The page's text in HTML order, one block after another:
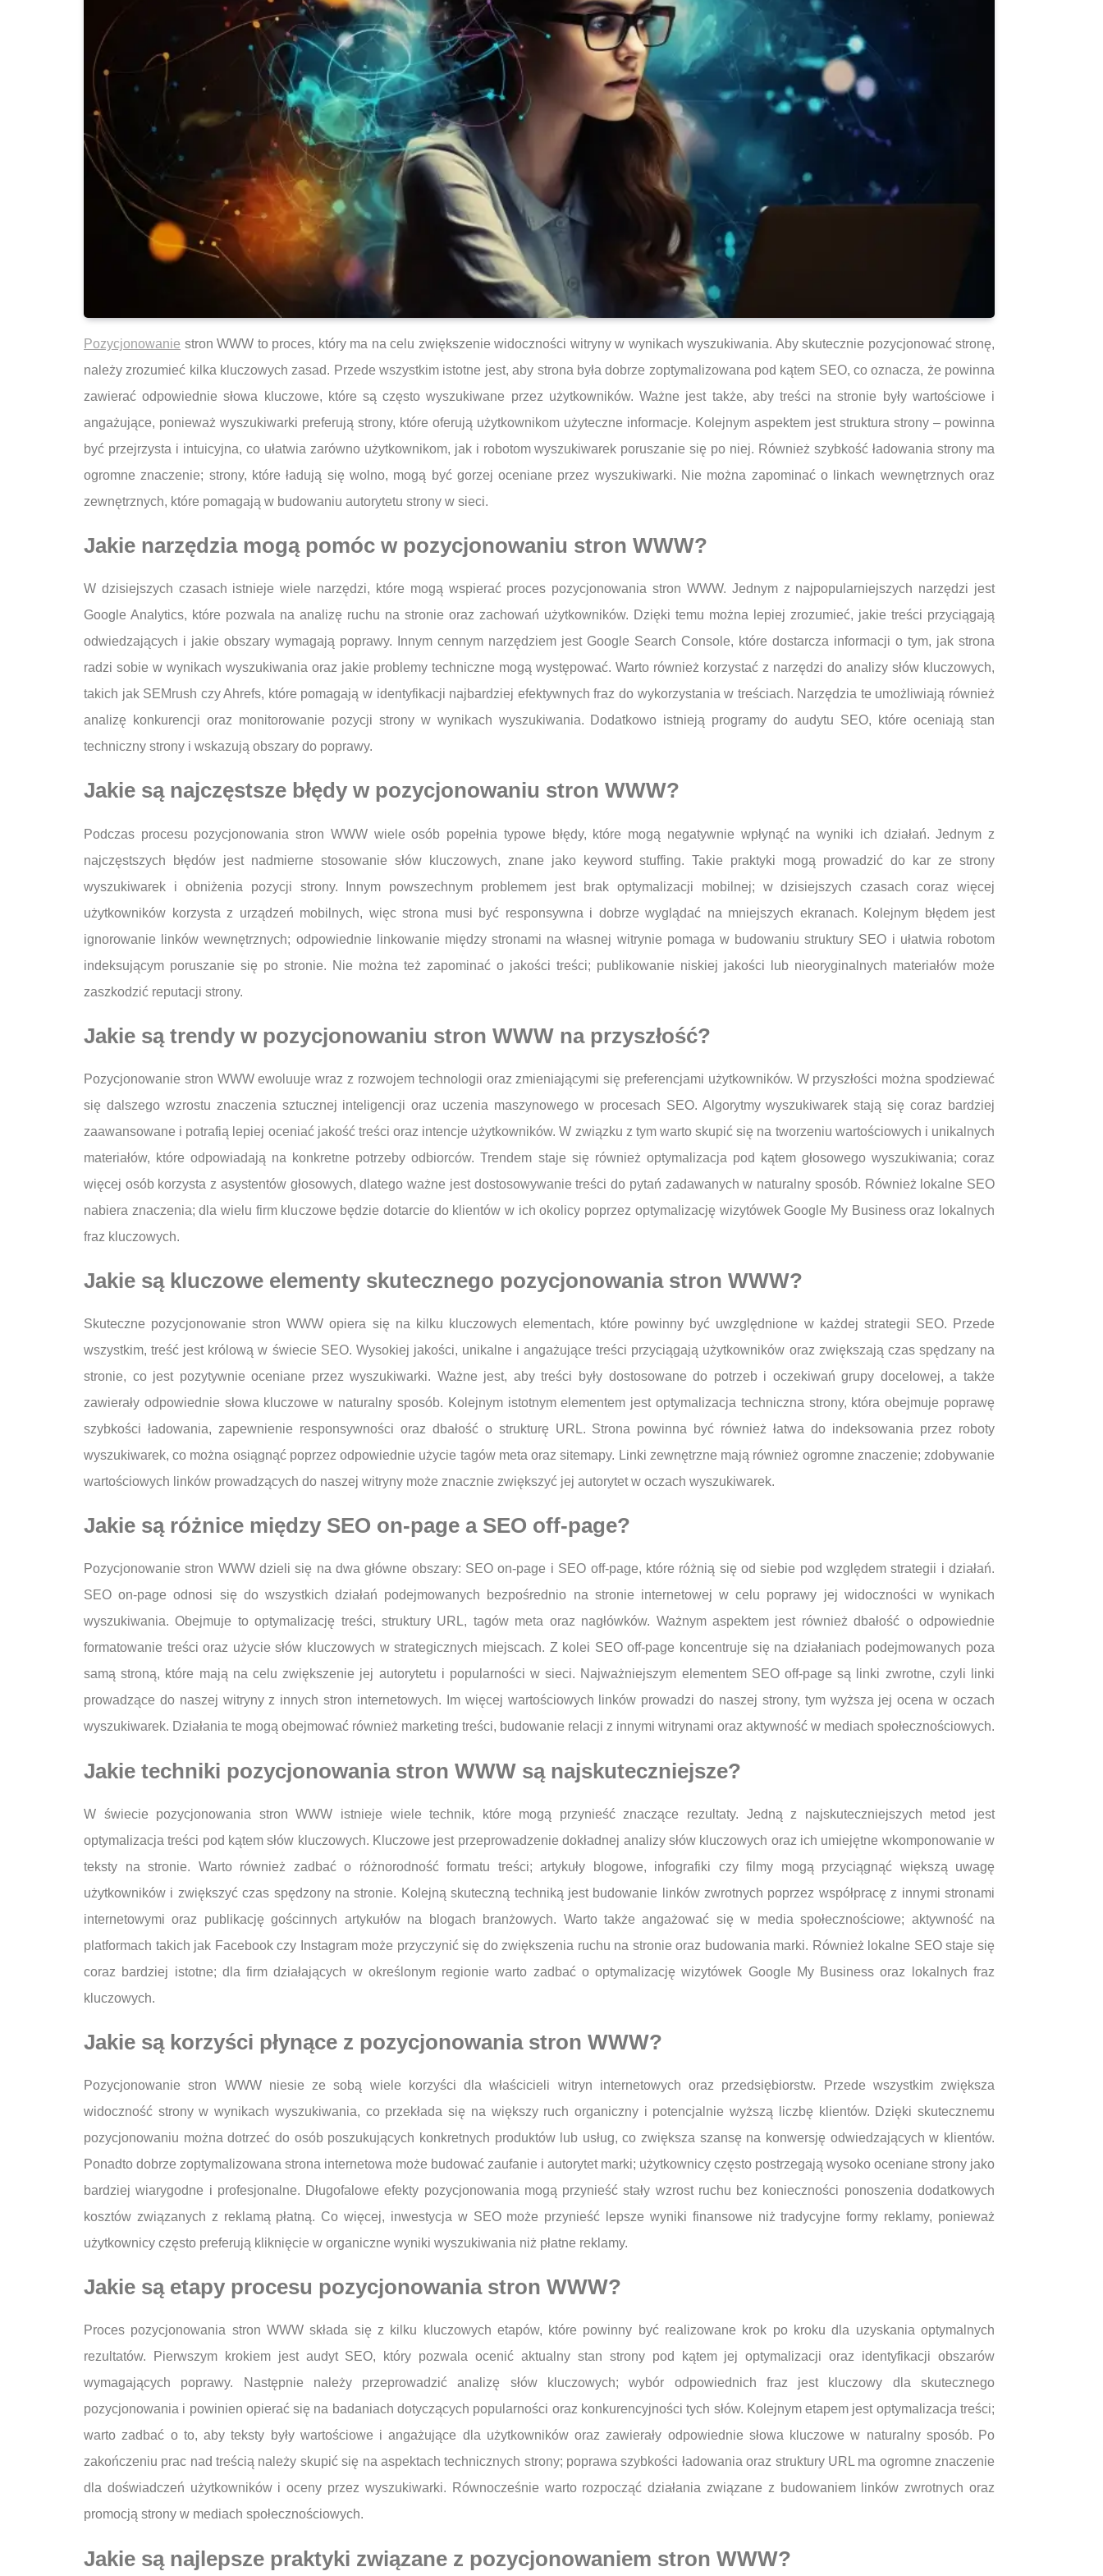
Pozycjonowanie stron WWW to proces, który ma na celu zwiększenie widoczności witryny w wynikach wyszukiwania. Aby skutecznie pozycjonować stronę,
należy zrozumieć kilka kluczowych zasad. Przede wszystkim istotne jest, aby strona była dobrze zoptymalizowana pod kątem SEO, co oznacza, że powinna
zawierać odpowiednie słowa kluczowe, które są często wyszukiwane przez użytkowników. Ważne jest także, aby treści na stronie były wartościowe i
angażujące, ponieważ wyszukiwarki preferują strony, które oferują użytkownikom użyteczne informacje. Kolejnym aspektem jest struktura strony – powinna
być przejrzysta i intuicyjna, co ułatwia zarówno użytkownikom, jak i robotom wyszukiwarek poruszanie się po niej. Również szybkość ładowania strony ma
ogromne znaczenie; strony, które ładują się wolno, mogą być gorzej oceniane przez wyszukiwarki. Nie można zapominać o linkach wewnętrznych oraz
zewnętrznych, które pomagają w budowaniu autorytetu strony w sieci.
Jakie narzędzia mogą pomóc w pozycjonowaniu stron WWW?
W dzisiejszych czasach istnieje wiele narzędzi, które mogą wspierać proces pozycjonowania stron WWW. Jednym z najpopularniejszych narzędzi jest
Google Analytics, które pozwala na analizę ruchu na stronie oraz zachowań użytkowników. Dzięki temu można lepiej zrozumieć, jakie treści przyciągają
odwiedzających i jakie obszary wymagają poprawy. Innym cennym narzędziem jest Google Search Console, które dostarcza informacji o tym, jak strona
radzi sobie w wynikach wyszukiwania oraz jakie problemy techniczne mogą występować. Warto również korzystać z narzędzi do analizy słów kluczowych,
takich jak SEMrush czy Ahrefs, które pomagają w identyfikacji najbardziej efektywnych fraz do wykorzystania w treściach. Narzędzia te umożliwiają również
analizę konkurencji oraz monitorowanie pozycji strony w wynikach wyszukiwania. Dodatkowo istnieją programy do audytu SEO, które oceniają stan
techniczny strony i wskazują obszary do poprawy.
Jakie są najczęstsze błędy w pozycjonowaniu stron WWW?
Podczas procesu pozycjonowania stron WWW wiele osób popełnia typowe błędy, które mogą negatywnie wpłynąć na wyniki ich działań. Jednym z
najczęstszych błędów jest nadmierne stosowanie słów kluczowych, znane jako keyword stuffing. Takie praktyki mogą prowadzić do kar ze strony
wyszukiwarek i obniżenia pozycji strony. Innym powszechnym problemem jest brak optymalizacji mobilnej; w dzisiejszych czasach coraz więcej
użytkowników korzysta z urządzeń mobilnych, więc strona musi być responsywna i dobrze wyglądać na mniejszych ekranach. Kolejnym błędem jest
ignorowanie linków wewnętrznych; odpowiednie linkowanie między stronami na własnej witrynie pomaga w budowaniu struktury SEO i ułatwia robotom
indeksującym poruszanie się po stronie. Nie można też zapominać o jakości treści; publikowanie niskiej jakości lub nieoryginalnych materiałów może
zaszkodzić reputacji strony.
Jakie są trendy w pozycjonowaniu stron WWW na przyszłość?
Pozycjonowanie stron WWW ewoluuje wraz z rozwojem technologii oraz zmieniającymi się preferencjami użytkowników. W przyszłości można spodziewać
się dalszego wzrostu znaczenia sztucznej inteligencji oraz uczenia maszynowego w procesach SEO. Algorytmy wyszukiwarek stają się coraz bardziej
zaawansowane i potrafią lepiej oceniać jakość treści oraz intencje użytkowników. W związku z tym warto skupić się na tworzeniu wartościowych i unikalnych
materiałów, które odpowiadają na konkretne potrzeby odbiorców. Trendem staje się również optymalizacja pod kątem głosowego wyszukiwania; coraz
więcej osób korzysta z asystentów głosowych, dlatego ważne jest dostosowywanie treści do pytań zadawanych w naturalny sposób. Również lokalne SEO
nabiera znaczenia; dla wielu firm kluczowe będzie dotarcie do klientów w ich okolicy poprzez optymalizację wizytówek Google My Business oraz lokalnych
fraz kluczowych.
Jakie są kluczowe elementy skutecznego pozycjonowania stron WWW?
Skuteczne pozycjonowanie stron WWW opiera się na kilku kluczowych elementach, które powinny być uwzględnione w każdej strategii SEO. Przede
wszystkim, treść jest królową w świecie SEO. Wysokiej jakości, unikalne i angażujące treści przyciągają użytkowników oraz zwiększają czas spędzany na
stronie, co jest pozytywnie oceniane przez wyszukiwarki. Ważne jest, aby treści były dostosowane do potrzeb i oczekiwań grupy docelowej, a także
zawierały odpowiednie słowa kluczowe w naturalny sposób. Kolejnym istotnym elementem jest optymalizacja techniczna strony, która obejmuje poprawę
szybkości ładowania, zapewnienie responsywności oraz dbałość o strukturę URL. Strona powinna być również łatwa do indeksowania przez roboty
wyszukiwarek, co można osiągnąć poprzez odpowiednie użycie tagów meta oraz sitemapy. Linki zewnętrzne mają również ogromne znaczenie; zdobywanie
wartościowych linków prowadzących do naszej witryny może znacznie zwiększyć jej autorytet w oczach wyszukiwarek.
Jakie są różnice między SEO on-page a SEO off-page?
Pozycjonowanie stron WWW dzieli się na dwa główne obszary: SEO on-page i SEO off-page, które różnią się od siebie pod względem strategii i działań.
SEO on-page odnosi się do wszystkich działań podejmowanych bezpośrednio na stronie internetowej w celu poprawy jej widoczności w wynikach
wyszukiwania. Obejmuje to optymalizację treści, struktury URL, tagów meta oraz nagłówków. Ważnym aspektem jest również dbałość o odpowiednie
formatowanie treści oraz użycie słów kluczowych w strategicznych miejscach. Z kolei SEO off-page koncentruje się na działaniach podejmowanych poza
samą stroną, które mają na celu zwiększenie jej autorytetu i popularności w sieci. Najważniejszym elementem SEO off-page są linki zwrotne, czyli linki
prowadzące do naszej witryny z innych stron internetowych. Im więcej wartościowych linków prowadzi do naszej strony, tym wyższa jej ocena w oczach
wyszukiwarek. Działania te mogą obejmować również marketing treści, budowanie relacji z innymi witrynami oraz aktywność w mediach społecznościowych.
Jakie techniki pozycjonowania stron WWW są najskuteczniejsze?
W świecie pozycjonowania stron WWW istnieje wiele technik, które mogą przynieść znaczące rezultaty. Jedną z najskuteczniejszych metod jest
optymalizacja treści pod kątem słów kluczowych. Kluczowe jest przeprowadzenie dokładnej analizy słów kluczowych oraz ich umiejętne wkomponowanie w
teksty na stronie. Warto również zadbać o różnorodność formatu treści; artykuły blogowe, infografiki czy filmy mogą przyciągnąć większą uwagę
użytkowników i zwiększyć czas spędzony na stronie. Kolejną skuteczną techniką jest budowanie linków zwrotnych poprzez współpracę z innymi stronami
internetowymi oraz publikację gościnnych artykułów na blogach branżowych. Warto także angażować się w media społecznościowe; aktywność na
platformach takich jak Facebook czy Instagram może przyczynić się do zwiększenia ruchu na stronie oraz budowania marki. Również lokalne SEO staje się
coraz bardziej istotne; dla firm działających w określonym regionie warto zadbać o optymalizację wizytówek Google My Business oraz lokalnych fraz
kluczowych.
Jakie są korzyści płynące z pozycjonowania stron WWW?
Pozycjonowanie stron WWW niesie ze sobą wiele korzyści dla właścicieli witryn internetowych oraz przedsiębiorstw. Przede wszystkim zwiększa
widoczność strony w wynikach wyszukiwania, co przekłada się na większy ruch organiczny i potencjalnie wyższą liczbę klientów. Dzięki skutecznemu
pozycjonowaniu można dotrzeć do osób poszukujących konkretnych produktów lub usług, co zwiększa szansę na konwersję odwiedzających w klientów.
Ponadto dobrze zoptymalizowana strona internetowa może budować zaufanie i autorytet marki; użytkownicy często postrzegają wysoko oceniane strony jako
bardziej wiarygodne i profesjonalne. Długofalowe efekty pozycjonowania mogą przynieść stały wzrost ruchu bez konieczności ponoszenia dodatkowych
kosztów związanych z reklamą płatną. Co więcej, inwestycja w SEO może przynieść lepsze wyniki finansowe niż tradycyjne formy reklamy, ponieważ
użytkownicy często preferują kliknięcie w organiczne wyniki wyszukiwania niż płatne reklamy.
Jakie są etapy procesu pozycjonowania stron WWW?
Proces pozycjonowania stron WWW składa się z kilku kluczowych etapów, które powinny być realizowane krok po kroku dla uzyskania optymalnych
rezultatów. Pierwszym krokiem jest audyt SEO, który pozwala ocenić aktualny stan strony pod kątem jej optymalizacji oraz identyfikacji obszarów
wymagających poprawy. Następnie należy przeprowadzić analizę słów kluczowych; wybór odpowiednich fraz jest kluczowy dla skutecznego
pozycjonowania i powinien opierać się na badaniach dotyczących popularności oraz konkurencyjności tych słów. Kolejnym etapem jest optymalizacja treści;
warto zadbać o to, aby teksty były wartościowe i angażujące dla użytkowników oraz zawierały odpowiednie słowa kluczowe w naturalny sposób. Po
zakończeniu prac nad treścią należy skupić się na aspektach technicznych strony; poprawa szybkości ładowania oraz struktury URL ma ogromne znaczenie
dla doświadczeń użytkowników i oceny przez wyszukiwarki. Równocześnie warto rozpocząć działania związane z budowaniem linków zwrotnych oraz
promocją strony w mediach społecznościowych.
Jakie są najlepsze praktyki związane z pozycjonowaniem stron WWW?